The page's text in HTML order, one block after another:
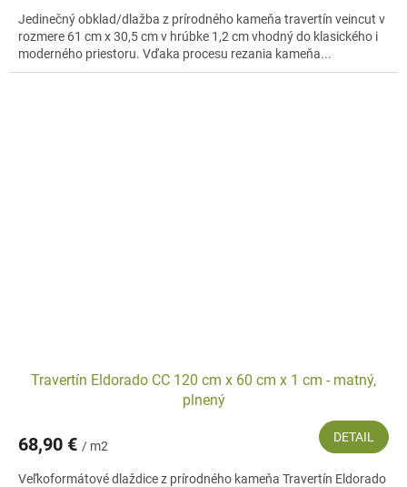
Jedinečný obklad/dlažba z prírodného kameňa travertín veincut v
rozmere 61 cm x 30,5 cm v hrúbke 1,2 cm vhodný do klasického i
moderného priestoru. Vďaka procesu rezania kameňa...
Travertín Eldorado CC 120 cm x 60 cm x 1 cm - matný,
plnený
68,90 € / m2
DETAIL
Veľkoformátové dlaždice z prírodného kameňa Travertín Eldorado